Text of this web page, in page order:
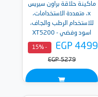
ماكينة حلاقة براون سيريس
x، متعددة الاستخدامات،
للاستخدام الرطب والجاف،
اسود وفضي - XT5200
EGP 4499
- 15%
EGP 5279